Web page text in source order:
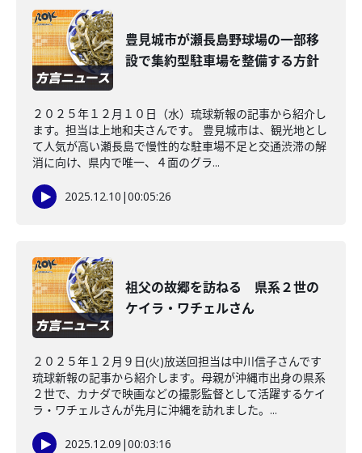
豊見城市が瀬長島野球場の一部移
設で集約型駐車場を整備する方針
２０２５年１２月１０日（水）琉球新報の記事から紹介し
ます。担当は上地和夫さんです。 豊見城市は、観光地とし
て人気が高い瀬長島で慢性的な駐車場不足と交通渋滞の解
消に向け、県内で唯一、４面のグラ...
2025.12.10 |00:05:26
祖父の故郷を訪ねる 県系２世の
ケイラ・ワチェルさん
２０２５年１２月９日(火)放送回担当は中川信子さんです
琉球新報の記事から紹介します。母親が沖縄市出身の県系
２世で、カナダで映画などの撮影監督として活躍するケイ
ラ・ワチェルさんが先月に沖縄を訪れました。...
2025.12.09 |00:03:16